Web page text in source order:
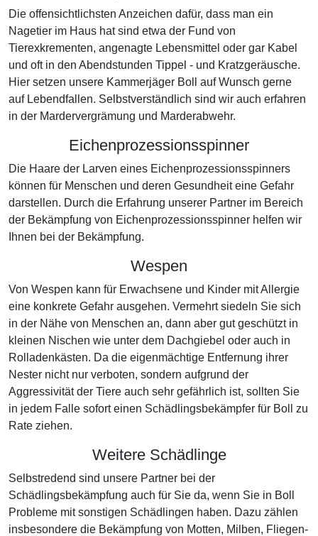
Die offensichtlichsten Anzeichen dafür, dass man ein
Nagetier im Haus hat sind etwa der Fund von
Tierexkrementen, angenagte Lebensmittel oder gar Kabel
und oft in den Abendstunden Tippel - und Kratzgeräusche.
Hier setzen unsere Kammerjäger Boll auf Wunsch gerne
auf Lebendfallen. Selbstverständlich sind wir auch erfahren
in der Mardervergrämung und Marderabwehr.
Eichenprozessionsspinner
Die Haare der Larven eines Eichenprozessionsspinners
können für Menschen und deren Gesundheit eine Gefahr
darstellen. Durch die Erfahrung unserer Partner im Bereich
der Bekämpfung von Eichenprozessionsspinner helfen wir
Ihnen bei der Bekämpfung.
Wespen
Von Wespen kann für Erwachsene und Kinder mit Allergie
eine konkrete Gefahr ausgehen. Vermehrt siedeln Sie sich
in der Nähe von Menschen an, dann aber gut geschützt in
kleinen Nischen wie unter dem Dachgiebel oder auch in
Rolladenkästen. Da die eigenmächtige Entfernung ihrer
Nester nicht nur verboten, sondern aufgrund der
Aggressivität der Tiere auch sehr gefährlich ist, sollten Sie
in jedem Falle sofort einen Schädlingsbekämpfer für Boll zu
Rate ziehen.
Weitere Schädlinge
Selbstredend sind unsere Partner bei der
Schädlingsbekämpfung auch für Sie da, wenn Sie in Boll
Probleme mit sonstigen Schädlingen haben. Dazu zählen
insbesondere die Bekämpfung von Motten, Milben, Fliegen-